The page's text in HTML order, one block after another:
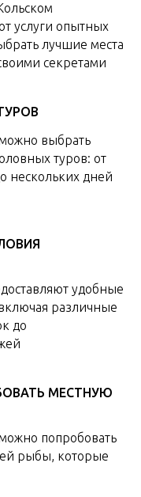
услуги опытных
лучшие места
секретами
выбрать
туров: от
нескольких дней
удобные
различные
до
МЕСТНУЮ
попробовать
рыбы, которые